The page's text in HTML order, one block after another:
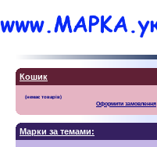
Кошик
Оформити замовлення
Марки за темами: